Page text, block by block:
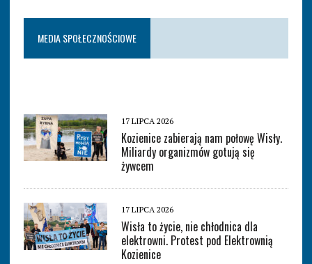
MEDIA SPOŁECZNOŚCIOWE
17 LIPCA 2026
Kozienice zabierają nam połowę Wisły.
Miliardy organizmów gotują się
żywcem
17 LIPCA 2026
Wisła to życie, nie chłodnica dla
elektrowni. Protest pod Elektrownią
Kozienice